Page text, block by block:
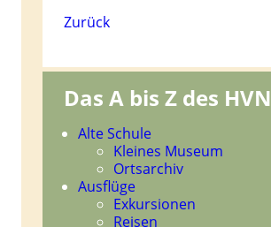
Zurück
Das A bis Z des HVN
Navigation
überspringen
Alte Schule
Kleines Museum
Ortsarchiv
Ausflüge
Exkursionen
Reisen